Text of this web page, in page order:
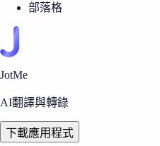
部落格
JotMe
AI翻譯與轉錄
下載應用程式